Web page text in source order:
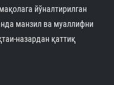
йўналтирилган
манзил ва муаллифни
назардан қаттиқ